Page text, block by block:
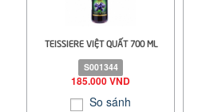
TEISSIERE VIỆT QUẤT 700 ML
S001344
185.000 VND
So sánh